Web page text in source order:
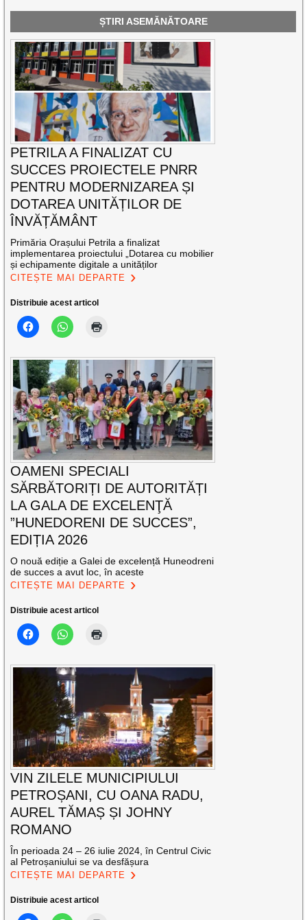
ȘTIRI ASEMĂNĂTOARE
PETRILA A FINALIZAT CU
SUCCES PROIECTELE PNRR
PENTRU MODERNIZAREA ȘI
DOTAREA UNITĂȚILOR DE
ÎNVĂȚĂMÂNT
Primăria Orașului Petrila a finalizat
implementarea proiectului „Dotarea cu mobilier
și echipamente digitale a unităților
CITEȘTE MAI DEPARTE
Distribuie acest articol
OAMENI SPECIALI
SĂRBĂTORIȚI DE AUTORITĂȚI
LA GALA DE EXCELENŢĂ
”HUNEDORENI DE SUCCES”,
EDIȚIA 2026
O nouă ediție a Galei de excelență Huneodreni
de succes a avut loc, în aceste
CITEȘTE MAI DEPARTE
Distribuie acest articol
VIN ZILELE MUNICIPIULUI
PETROȘANI, CU OANA RADU,
AUREL TĂMAȘ ȘI JOHNY
ROMANO
În perioada 24 – 26 iulie 2024, în Centrul Civic
al Petroșaniului se va desfășura
CITEȘTE MAI DEPARTE
Distribuie acest articol